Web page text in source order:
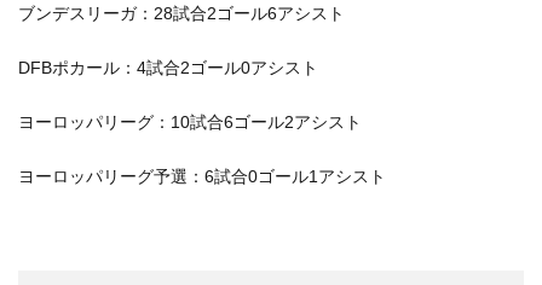
ブンデスリーガ：28試合2ゴール6アシスト
DFBポカール：4試合2ゴール0アシスト
ヨーロッパリーグ：10試合6ゴール2アシスト
ヨーロッパリーグ予選：6試合0ゴール1アシスト